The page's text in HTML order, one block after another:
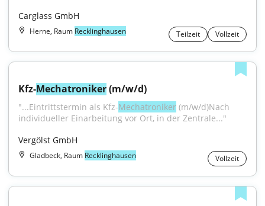
Carglass GmbH
Herne, Raum Recklinghausen Teilzeit Vollzeit
Kfz-Mechatroniker (m/w/d)
"...Eintrittstermin als Kfz-Mechatroniker (m/w/d)Nach
individueller Einarbeitung vor Ort, in der Zentrale..."
Vergölst GmbH
Gladbeck, Raum Recklinghausen Vollzeit